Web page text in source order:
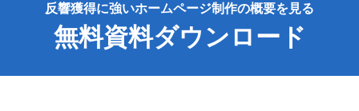
反響獲得に強いホームページ制作の概要を見る
無料資料ダウンロード